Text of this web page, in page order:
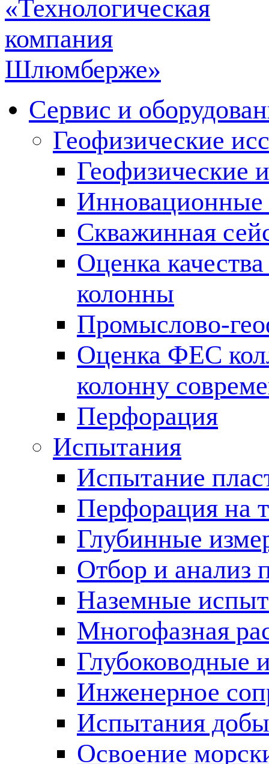
Сервис и
Геофизические
Геофизические
Инновационные
Скважинная
Оценка
колонны
Промыслово-
Оценка ФЕС
колонну
Перфорация
Испытания
Испытание
Перфорация на
Глубинные
Отбор и анализ
Наземные
Многофазная
Глубоководные
Инженерное
Испытания
Освоение